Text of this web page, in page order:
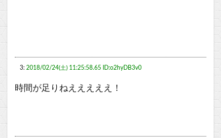
3: 2018/02/24(土) 11:25:58.65 ID:o2hyDB3v0
時間が足りねえええええ！